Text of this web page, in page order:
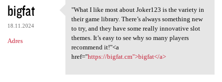
bigfat
18.11.2024
Adres
"What I like most about
"What I like most about Joker123 is the variety in
their game library. There’s always something new
to try, and they have some really innovative slot
themes. It’s easy to see why so many players
recommend it!"<a
href="https://bigfat.cm">bigfat</a>